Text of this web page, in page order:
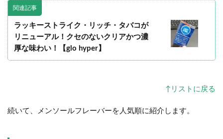
関連記事
ラッキーストライク・リッチ・タバコが
リニューアル！クセのないクリアかつ濃
厚な味わい！【glo hyper】
↑リストに戻る
続いて、メンソールフレーバーを人気順に紹介します。